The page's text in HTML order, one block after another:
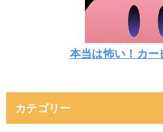
本当は怖い！カー
カテゴリー